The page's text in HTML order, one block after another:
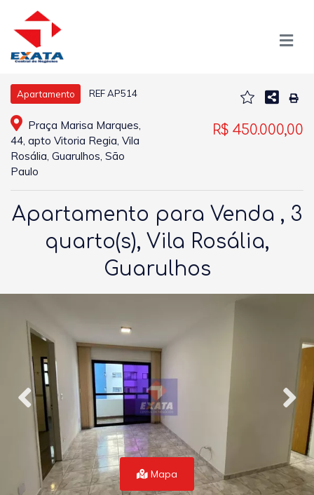
Apartamento REF AP514
Praça Marisa Marques,
44, apto Vitoria Regia, Vila
Rosália, Guarulhos, São
Paulo
R$ 450.000,00
Apartamento para Venda , 3
quarto(s), Vila Rosália,
Guarulhos
Mapa